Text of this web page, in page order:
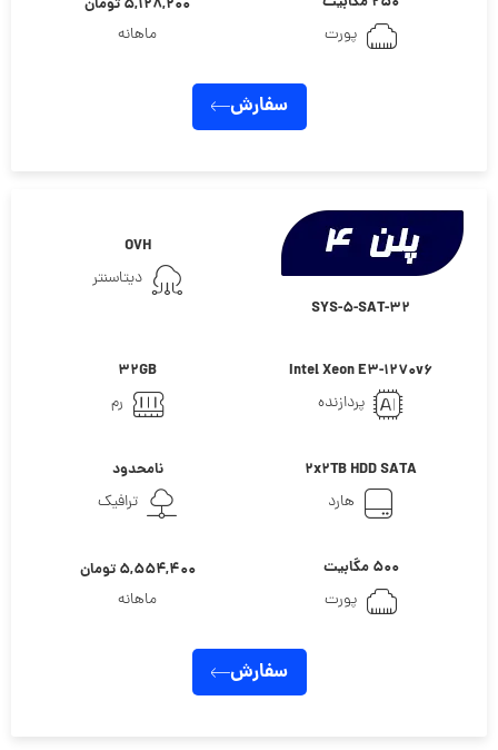
پورت
ماهانه
سفارش
SYS-5-SAT-32
OVH
دیتاسنتر
Intel Xeon E3-1270v6
پردازنده
32GB
رم
2x2TB HDD SATA
هارد
نامحدود
ترافیک
۵۰۰ مگابیت
پورت
۵,۵۵۴,۴۰۰ تومان
ماهانه
سفارش